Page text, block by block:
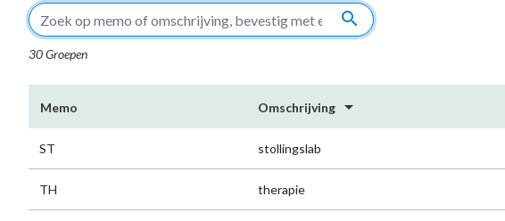
search
30 Groepen
Memo Omschrijving arrow_drop_down
ST stollingslab
TH therapie